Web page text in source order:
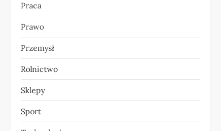
Praca
Prawo
Przemysł
Rolnictwo
Sklepy
Sport